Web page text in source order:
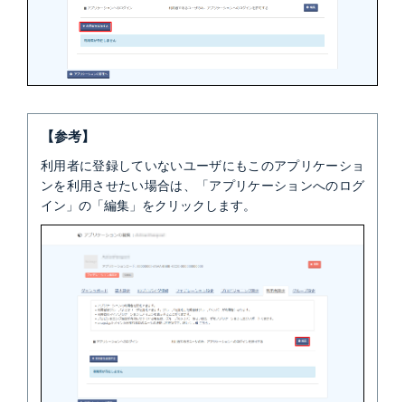
【参考】
利用者に登録していないユーザにもこのアプリケーショ
ンを利用させたい場合は、「アプリケーションへのログ
イン」の「編集」をクリックします。